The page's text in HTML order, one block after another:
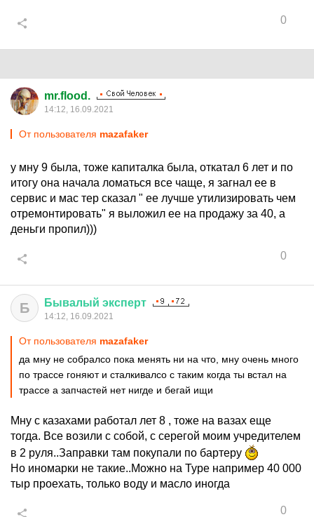
0
mr.flood.
14:12, 16.09.2021
От пользователя mazafaker
у мну 9 была, тоже капиталка была, откатал 6 лет и по
итогу она начала ломаться все чаще, я загнал ее в
сервис и мас тер сказал " ее лучше утилизировать чем
отремонтировать" я выложил ее на продажу за 40, а
деньги пропил)))
0
Б Бывалый эксперт
14:12, 16.09.2021
От пользователя mazafaker
да мну не собралсо пока менять ни на что, мну очень много
по трассе гоняют и сталкивалсо с таким когда ты встал на
трассе а запчастей нет нигде и бегай ищи
Мну с казахами работал лет 8 , тоже на вазах еще
тогда. Все возили с собой, с серегой моим учредителем
в 2 руля..Заправки там покупали по бартеру
Но иномарки не такие..Можно на Туре например 40 000
тыр проехать, только воду и масло иногда
0